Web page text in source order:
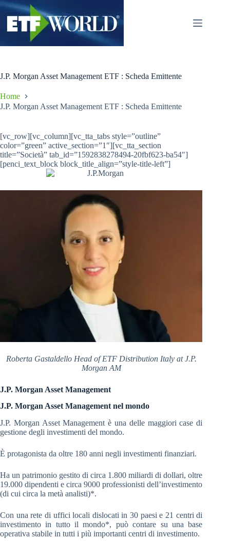
Salta
contenuto
J.P. Morgan Asset Management ETF : Scheda Emittente
Home
J.P. Morgan Asset Management ETF : Scheda Emittente
[vc_row][vc_column][vc_tta_tabs style=”outline”
color=”green” active_section=”1″][vc_tta_section
title=”Società” tab_id=”1592838278494-20fbf623-ba54″]
[penci_text_block block_title_align=”style-title-left”]
Roberta Gastaldello Head of ETF Distribution Italy at J.P.
Morgan AM
J.P. Morgan Asset Management
J.P. Morgan Asset Management nel mondo
J.P. Morgan Asset Management è una delle maggiori case di
gestione degli investimenti del mondo.
È protagonista da oltre 180 anni negli investimenti finanziari.
Ha un patrimonio gestito di circa 1.800 miliardi di dollari, oltre
19.000 dipendenti e circa 9000 professionisti dell’investimento
(di cui circa la metà analisti)*.
Con una rete di uffici locali dislocati in 30 paesi e 21 centri di
investimento in tutto il mondo*, può contare su una base
operativa stabile in tutti i più importanti centri di investimento.